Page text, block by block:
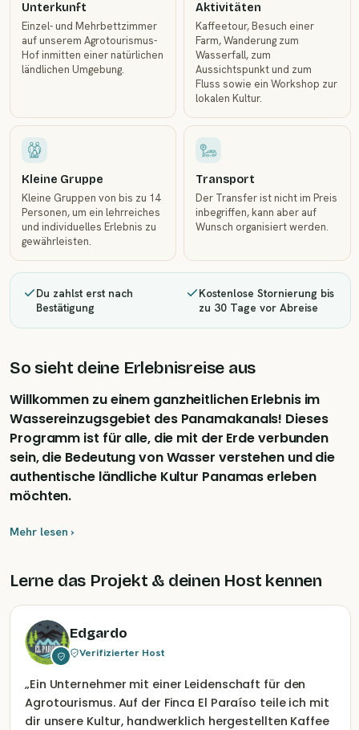
Unterkunft
Einzel- und Mehrbettzimmer
auf unserem Agrotourismus-
Hof inmitten einer natürlichen
ländlichen Umgebung.
Aktivitäten
Kaffeetour, Besuch einer
Farm, Wanderung zum
Wasserfall, zum
Aussichtspunkt und zum
Fluss sowie ein Workshop zur
lokalen Kultur.
Kleine Gruppe
Kleine Gruppen von bis zu 14
Personen, um ein lehrreiches
und individuelles Erlebnis zu
gewährleisten.
Transport
Der Transfer ist nicht im Preis
inbegriffen, kann aber auf
Wunsch organisiert werden.
Du zahlst erst nach
Bestätigung
Kostenlose Stornierung bis
zu 30 Tage vor Abreise
So sieht deine Erlebnisreise aus
Willkommen zu einem ganzheitlichen Erlebnis im
Wassereinzugsgebiet des Panamakanals! Dieses
Programm ist für alle, die mit der Erde verbunden
sein, die Bedeutung von Wasser verstehen und die
authentische ländliche Kultur Panamas erleben
möchten.
Mehr lesen ›
Lerne das Projekt & deinen Host kennen
Edgardo
Verifizierter Host
„Ein Unternehmer mit einer Leidenschaft für den
Agrotourismus. Auf der Finca El Paraíso teile ich mit
dir unsere Kultur, handwerklich hergestellten Kaffee